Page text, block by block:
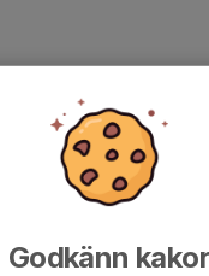
Godkänn kakor